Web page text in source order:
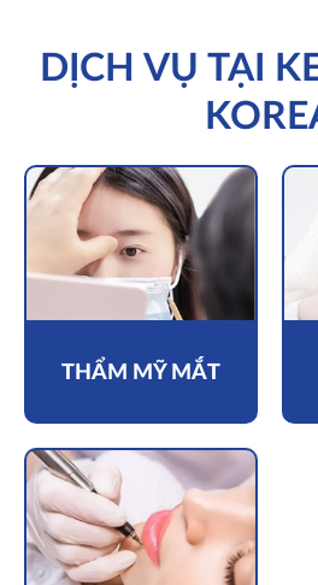
DỊCH VỤ TẠI
THẨM MỸ MẮT